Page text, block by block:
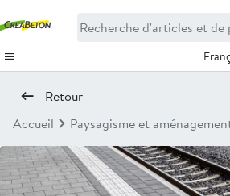
Retour
Accueil
Paysagisme et